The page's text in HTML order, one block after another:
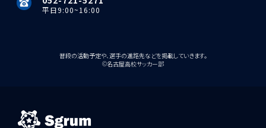
平日9:00~16:00
普段の活動予定や、選手の進路先などを掲載していきます。
©️名古屋高校サッカー部